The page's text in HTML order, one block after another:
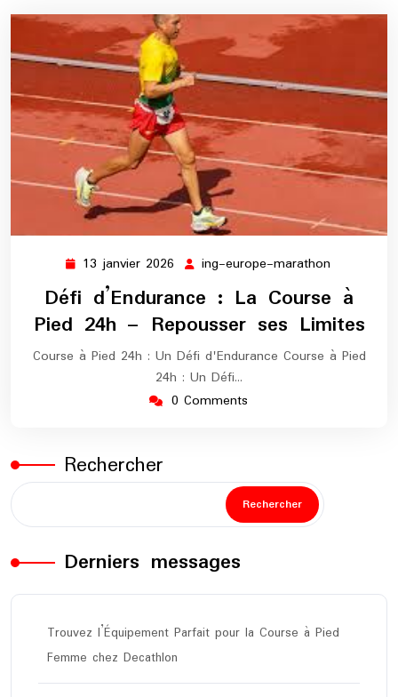
13 janvier 2026 13
2026
ing-europe-marathon
europe-
marathon
Défi d’Endurance : La Course à
Pied 24h – Repousser ses Limites
Course à Pied 24h : Un Défi d'Endurance Course à Pied
24h : Un Défi…
0 Comments
Rechercher
Rechercher
Derniers messages
Trouvez l’Équipement Parfait pour la Course à Pied
Femme chez Decathlon